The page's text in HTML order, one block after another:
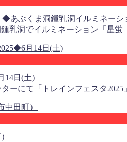
◆あぶくま洞鍾乳洞イルミネー
乳洞でイルミネーション「星
14日(土)
ーにて「トレインフェスタ